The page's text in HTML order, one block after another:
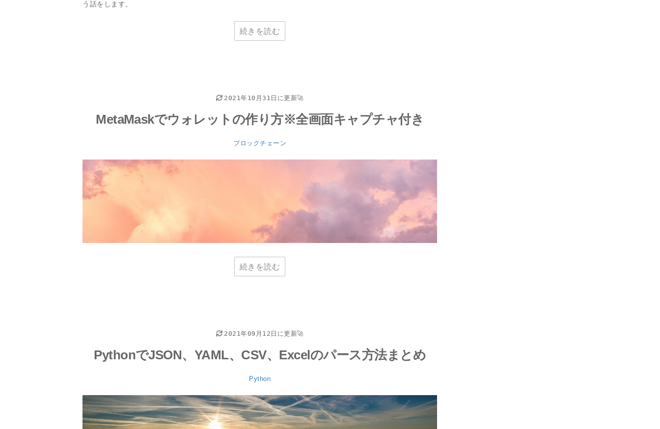
う話をします。
続きを読む
2021年10月31日に更新🚀
MetaMaskでウォレットの作り方※全画面キャプチャ付き
ブロックチェーン
続きを読む
2021年09月12日に更新🚀
PythonでJSON、YAML、CSV、Excelのパース方法まとめ
Python